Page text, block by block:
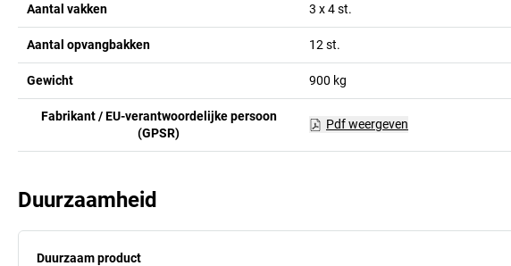
Aantal vakken 3 x 4st.
Aantal opvangbakken 12 st.
Gewicht 900 kg
Fabrikant / EU-verantwoordelijke persoon
(GPSR)
Pdf weergeven
Duurzaamheid
Duurzaam product